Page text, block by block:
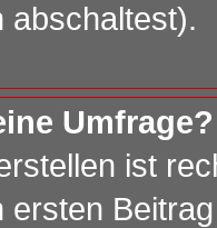
abschaltest).
Umfrage?
ist
ersten